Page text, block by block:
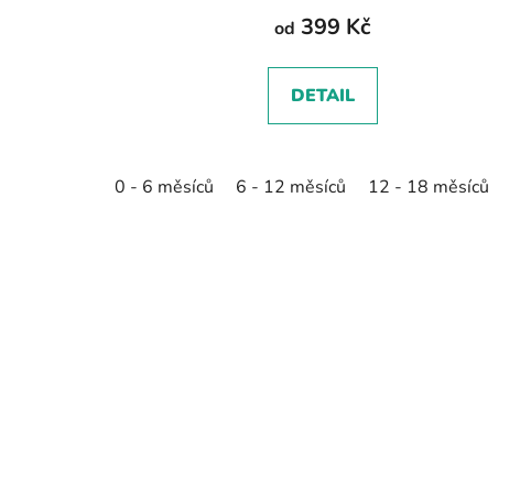
od 399 Kč
DETAIL
0 - 6 měsíců 6 - 12 měsíců 12 - 18 měsíců